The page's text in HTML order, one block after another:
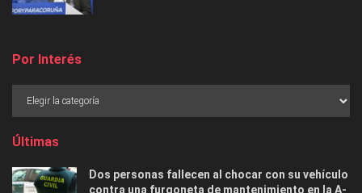
Por Interés
Últimas
Dos personas fallecen al chocar con su vehículo
contra una furgoneta de mantenimiento en la A-